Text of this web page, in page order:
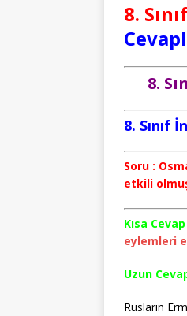
8.
8.
8. Sınıf
Soru :
etkili
Kısa Cevap
eylemleri
Uzun
Rusların